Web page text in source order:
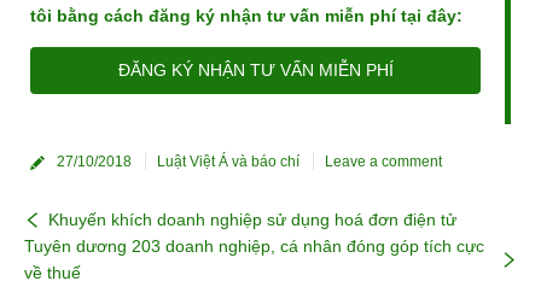
tôi bằng cách đăng ký nhận tư vấn miễn phí tại đây:
ĐĂNG KÝ NHẬN TƯ VẤN MIỄN PHÍ
27/10/2018 Luật Việt Á và báo chí Leave a comment
Khuyến khích doanh nghiệp sử dụng hoá đơn điện tử
Tuyên dương 203 doanh nghiệp, cá nhân đóng góp tích cực
về thuế